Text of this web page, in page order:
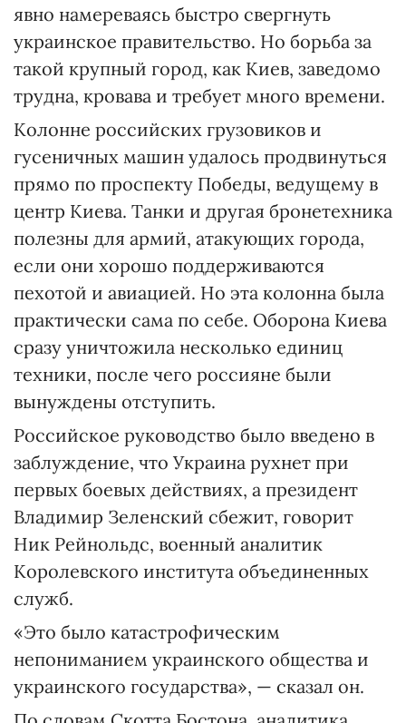
явно намереваясь быстро свергнуть
украинское правительство. Но борьба за
такой крупный город, как Киев, заведомо
трудна, кровава и требует много времени.
Колонне российских грузовиков и
гусеничных машин удалось продвинуться
прямо по проспекту Победы, ведущему в
центр Киева. Танки и другая бронетехника
полезны для армий, атакующих города,
если они хорошо поддерживаются
пехотой и авиацией. Но эта колонна была
практически сама по себе. Оборона Киева
сразу уничтожила несколько единиц
техники, после чего россияне были
вынуждены отступить.
Российское руководство было введено в
заблуждение, что Украина рухнет при
первых боевых действиях, а президент
Владимир Зеленский сбежит, говорит
Ник Рейнольдс, военный аналитик
Королевского института объединенных
служб.
«Это было катастрофическим
непониманием украинского общества и
украинского государства», — сказал он.